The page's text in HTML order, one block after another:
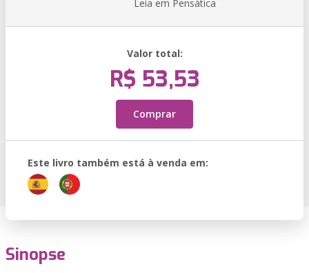
Leia em Pensática
Valor total:
R$ 53,53
Comprar
Este livro também está à venda em:
Sinopse